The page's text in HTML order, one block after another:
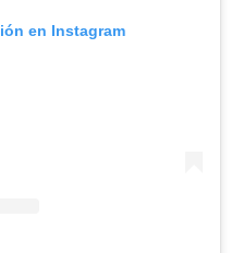
en Instagram